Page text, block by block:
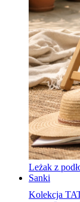
Leżak z
Sanki
Kolekcja